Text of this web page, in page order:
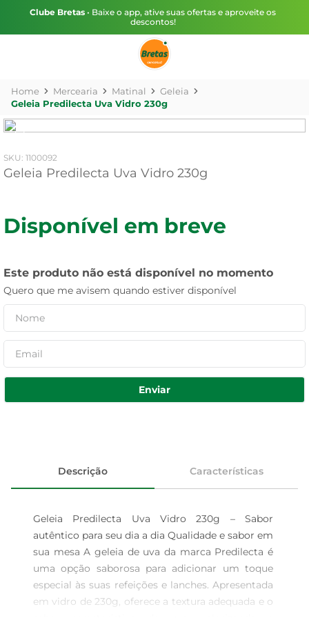
Clube Bretas • Baixe o app, ative suas ofertas e aproveite os
descontos!
Mercearia Matinal
Geleia
Geleia Predilecta Uva Vidro 230g
: 1100092
Geleia Predilecta Uva Vidro 230g
Disponível em breve
Este produto não está disponível no momento
Quero que me avisem quando estiver disponível
Enviar
Descrição Características
Geleia Predilecta Uva Vidro 230g – Sabor
autêntico para seu dia a dia Qualidade e sabor em
sua mesa A geleia de uva da marca Predilecta é
uma opção saborosa para adicionar um toque
especial às suas refeições e lanches. Apresentada
em vidro de 230g, oferece a textura adequada e o